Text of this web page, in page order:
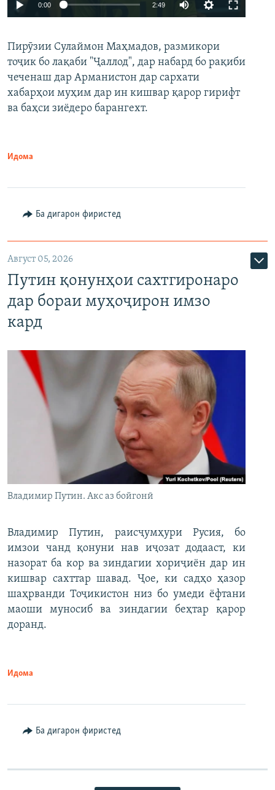
Auto 240p 360p 480p
720p 1080p
0:00 2:49
360p
480p
Пирӯзии Сулаймон Маҳмадов, размикори
тоҷик бо лақаби "Ҷаллод", дар набард бо рақиби
чеченаш дар Арманистон дар сархати
хабарҳои муҳим дар ин кишвар қарор гирифт
ва баҳси зиёдеро барангехт.
Идома
Ба дигарон фиристед
Август 05, 2026
Путин қонунҳои сахтгиронаро
дар бораи муҳоҷирон имзо
кард
Владимир Путин. Акс аз бойгонӣ
Владимир Путин, раисҷумҳури Русия, бо
имзои чанд қонуни нав иҷозат додааст, ки
назорат ба кор ва зиндагии хориҷиён дар ин
кишвар сахттар шавад. Ҷое, ки садҳо ҳазор
шаҳрванди Тоҷикистон низ бо умеди ёфтани
маоши муносиб ва зиндагии беҳтар қарор
доранд.
Идома
Ба дигарон фиристед